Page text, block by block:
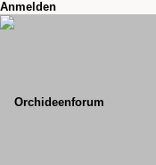
Anmelden